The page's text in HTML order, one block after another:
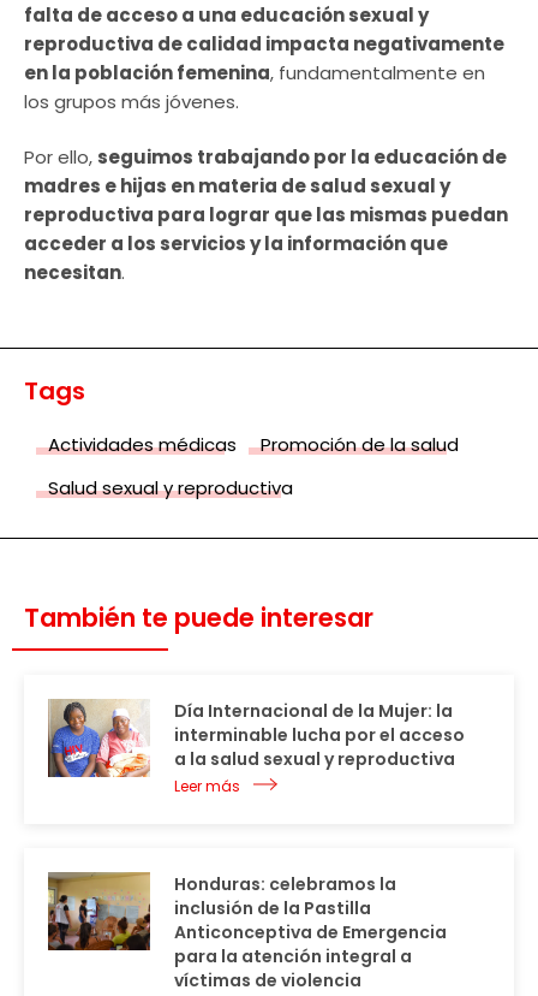
falta de acceso a una educación sexual y
reproductiva de calidad impacta negativamente
en la población femenina, fundamentalmente en
los grupos más jóvenes.
Por ello, seguimos trabajando por la educación de
madres e hijas en materia de salud sexual y
reproductiva para lograr que las mismas puedan
acceder a los servicios y la información que
necesitan.
Tags
Actividades médicas
Promoción de la salud
Salud sexual y reproductiva
También te puede interesar
Día Internacional de la Mujer: la
interminable lucha por el acceso
a la salud sexual y reproductiva
Leer más
Honduras: celebramos la
inclusión de la Pastilla
Anticonceptiva de Emergencia
para la atención integral a
víctimas de violencia